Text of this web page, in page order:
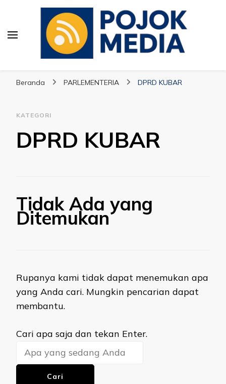
Beranda PARLEMENTERIA DPRD KUBAR
KATEGORI
DPRD KUBAR
Tidak Ada yang
Ditemukan
Rupanya kami tidak dapat menemukan apa
yang Anda cari. Mungkin pencarian dapat
membantu.
Mencari
Sesuatu?
Cari apa saja dan tekan Enter.